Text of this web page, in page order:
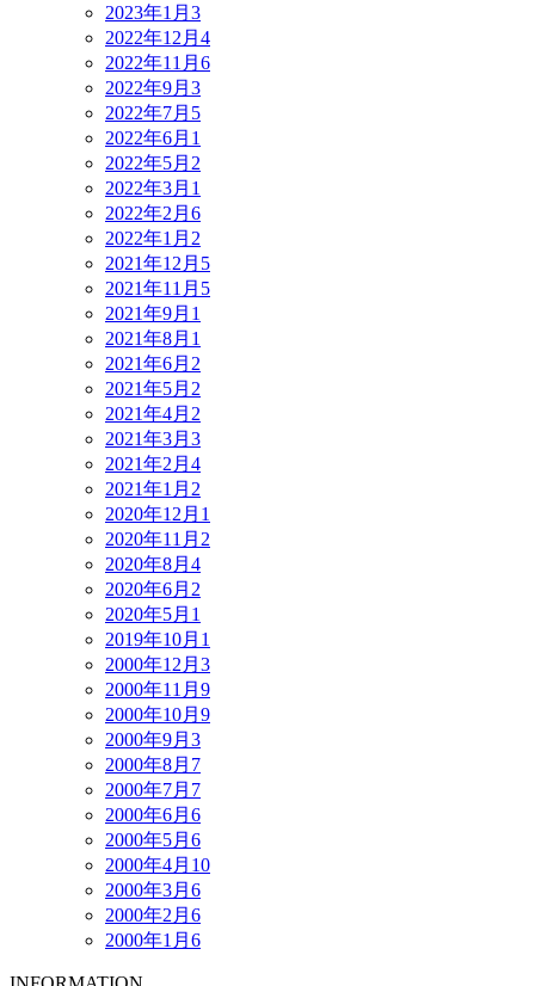
2023年1月 3
2022年12月 4
2022年11月 6
2022年9月 3
2022年7月 5
2022年6月 1
2022年5月 2
2022年3月 1
2022年2月 6
2022年1月 2
2021年12月 5
2021年11月 5
2021年9月 1
2021年8月 1
2021年6月 2
2021年5月 2
2021年4月 2
2021年3月 3
2021年2月 4
2021年1月 2
2020年12月 1
2020年11月 2
2020年8月 4
2020年6月 2
2020年5月 1
2019年10月 1
2000年12月 3
2000年11月 9
2000年10月 9
2000年9月 3
2000年8月 7
2000年7月 7
2000年6月 6
2000年5月 6
2000年4月 10
2000年3月 6
2000年2月 6
2000年1月 6